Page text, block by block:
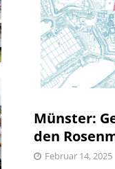
Münster:
den
Februar 14, 2025